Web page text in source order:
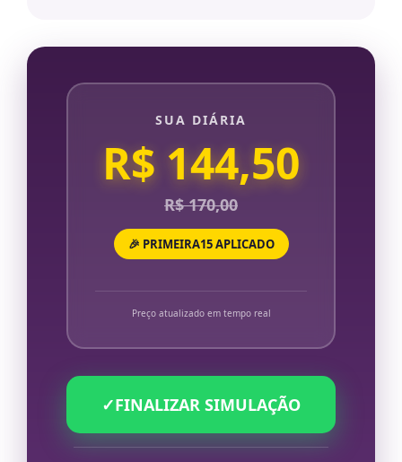
SUA DIÁRIA
R$ 144,50
R$ 170,00
🎉 PRIMEIRA15 APLICADO
Preço atualizado em tempo real
✓FINALIZAR SIMULAÇÃO